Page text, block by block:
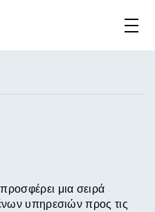
μια σειρά
υπηρεσιών προς τις